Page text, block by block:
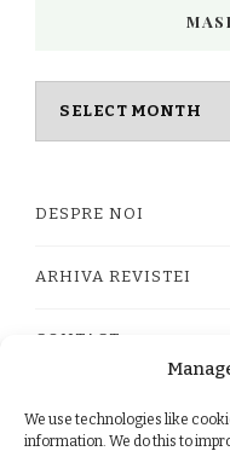
We use technologies like
information. We do this to
DESPRE NOI
ARHIVA REVISTEI
CONTACT
PRIVACY POLICY